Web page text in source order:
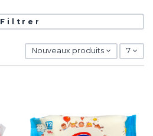
Filtrer
Nouveaux produits 7